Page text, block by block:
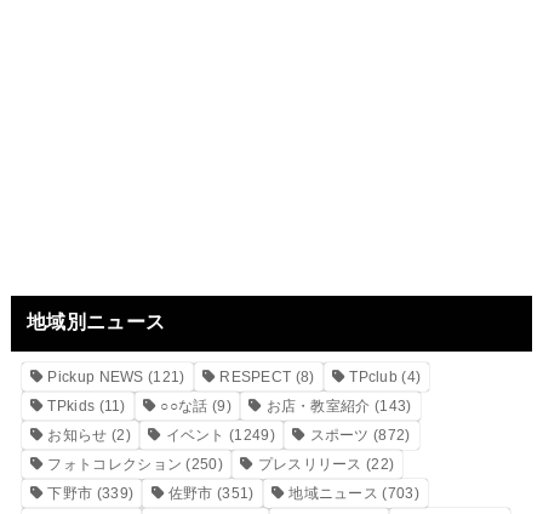
地域別ニュース
Pickup NEWS (121) RESPECT (8) TPclub (4)
TPkids (11) ○○な話 (9) お店・教室紹介 (143)
お知らせ (2) イベント (1249) スポーツ (872)
フォトコレクション (250) プレスリリース (22)
下野市 (339) 佐野市 (351) 地域ニュース (703)